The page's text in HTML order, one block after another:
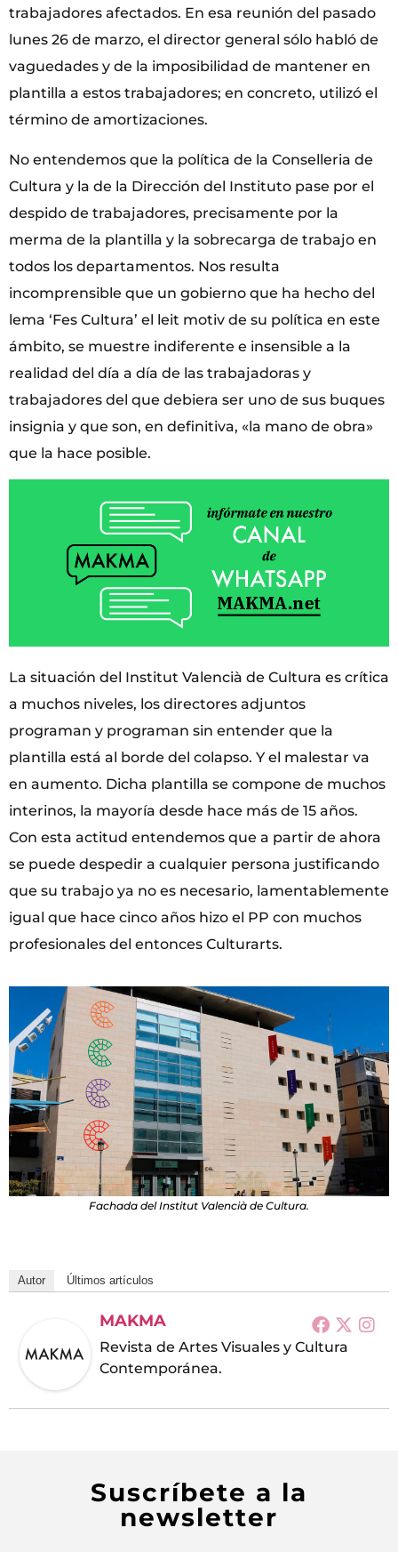
trabajadores afectados. En esa reunión del pasado
lunes 26 de marzo, el director general sólo habló de
vaguedades y de la imposibilidad de mantener en
plantilla a estos trabajadores; en concreto, utilizó el
término de amortizaciones.
No entendemos que la política de la Conselleria de
Cultura y la de la Dirección del Instituto pase por el
despido de trabajadores, precisamente por la
merma de la plantilla y la sobrecarga de trabajo en
todos los departamentos. Nos resulta
incomprensible que un gobierno que ha hecho del
lema ‘Fes Cultura’ el leit motiv de su política en este
ámbito, se muestre indiferente e insensible a la
realidad del día a día de las trabajadoras y
trabajadores del que debiera ser uno de sus buques
insignia y que son, en definitiva, «la mano de obra»
que la hace posible.
La situación del Institut Valencià de Cultura es crítica
a muchos niveles, los directores adjuntos
programan y programan sin entender que la
plantilla está al borde del colapso. Y el malestar va
en aumento. Dicha plantilla se compone de muchos
interinos, la mayoría desde hace más de 15 años.
Con esta actitud entendemos que a partir de ahora
se puede despedir a cualquier persona justificando
que su trabajo ya no es necesario, lamentablemente
igual que hace cinco años hizo el PP con muchos
profesionales del entonces Culturarts.
Fachada del Institut Valencià de Cultura.
Autor Últimos artículos
MAKMA
Revista de Artes Visuales y Cultura
Contemporánea.
Suscríbete a la
newsletter